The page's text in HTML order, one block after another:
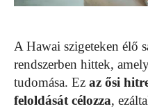
A Hawai szigeteken élő
rendszerben hittek,
tudomása. Ez az ősi
feloldását célozza,